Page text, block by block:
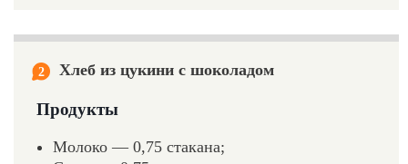
2 Хлеб из цукини с шоколадом
Продукты
Молоко — 0,75 стакана;